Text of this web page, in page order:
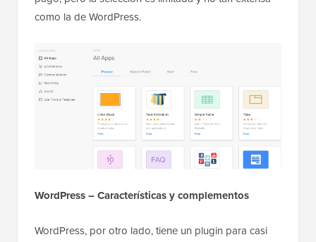
como la de WordPress.
WordPress – Características y complementos
WordPress, por otro lado, tiene un plugin para casi